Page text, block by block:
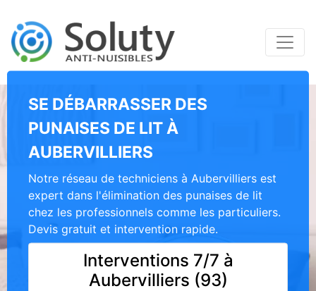
SE DÉBARRASSER DES
PUNAISES DE LIT À
AUBERVILLIERS
Notre réseau de techniciens à Aubervilliers est
expert dans l'élimination des punaises de lit
chez les professionnels comme les particuliers.
Devis gratuit et intervention rapide.
Interventions 7/7 à
Aubervilliers (93)